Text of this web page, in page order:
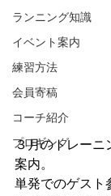
ランニング知識
イベント案内
練習方法
会員寄稿
コーチ紹介
プロギング
３月のトレーニ
案内。
単発でのゲスト